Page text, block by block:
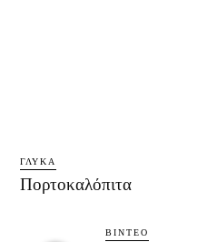
ΓΛΥΚΆ
Πορτοκαλόπιτα
ΒΊΝΤΕΟ